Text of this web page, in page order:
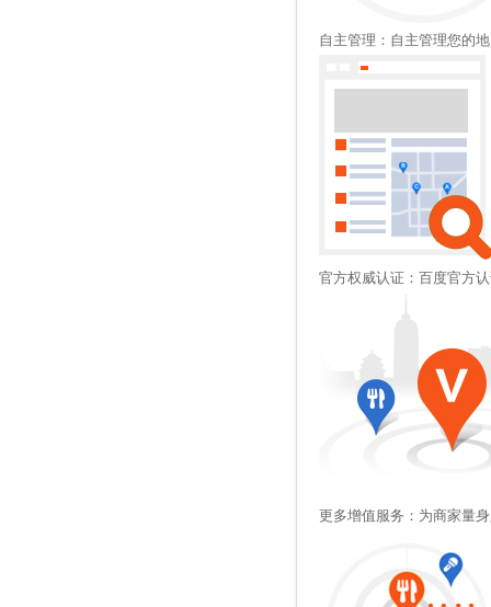
自主管理：自主管理您的
官方权威认证：百度官方
更多增值服务：为商家量